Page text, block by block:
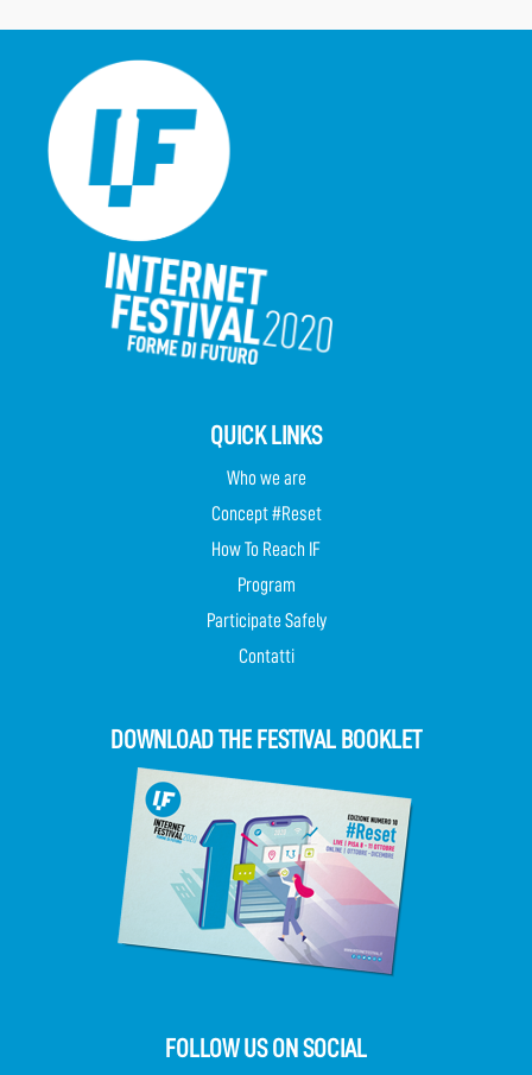
QUICK LINKS
Who we are
Concept #Reset
How To Reach IF
Program
Participate Safely
Contatti
DOWNLOAD THE FESTIVAL BOOKLET
FOLLOW US ON SOCIAL